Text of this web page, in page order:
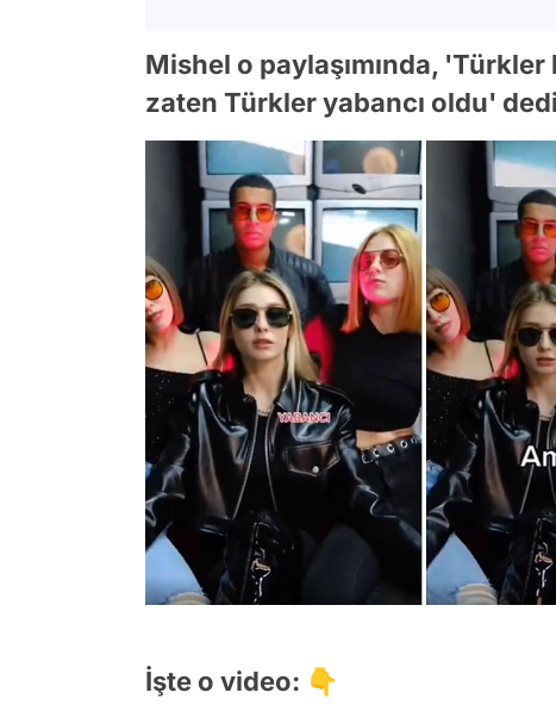
Mishel o paylaşımında,
zaten Türkler yabancı oldu'
İşte o video: 👇